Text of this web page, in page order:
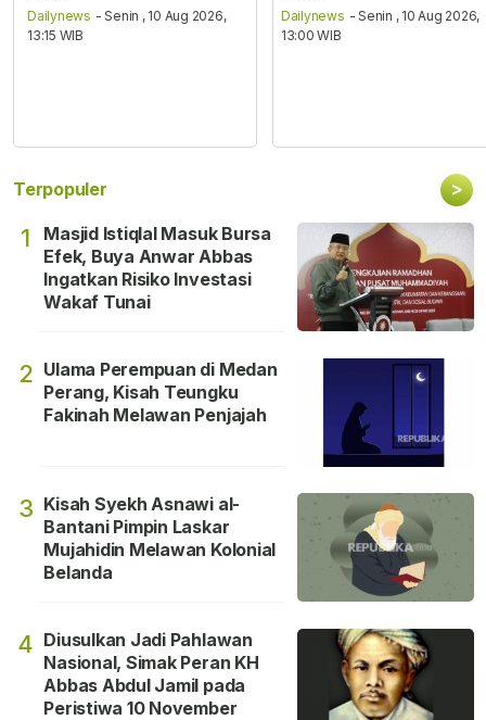
Dailynews - Senin , 10 Aug 2026,
13:15 WIB
Dailynews - Senin , 10 Aug 2026,
13:00 WIB
Terpopuler >
1
Masjid Istiqlal Masuk Bursa
Efek, Buya Anwar Abbas
Ingatkan Risiko Investasi
Wakaf Tunai
2 Ulama Perempuan di Medan
Perang, Kisah Teungku
Fakinah Melawan Penjajah
3 Kisah Syekh Asnawi al-
Bantani Pimpin Laskar
Mujahidin Melawan Kolonial
Belanda
4 Diusulkan Jadi Pahlawan
Nasional, Simak Peran KH
Abbas Abdul Jamil pada
Peristiwa 10 November